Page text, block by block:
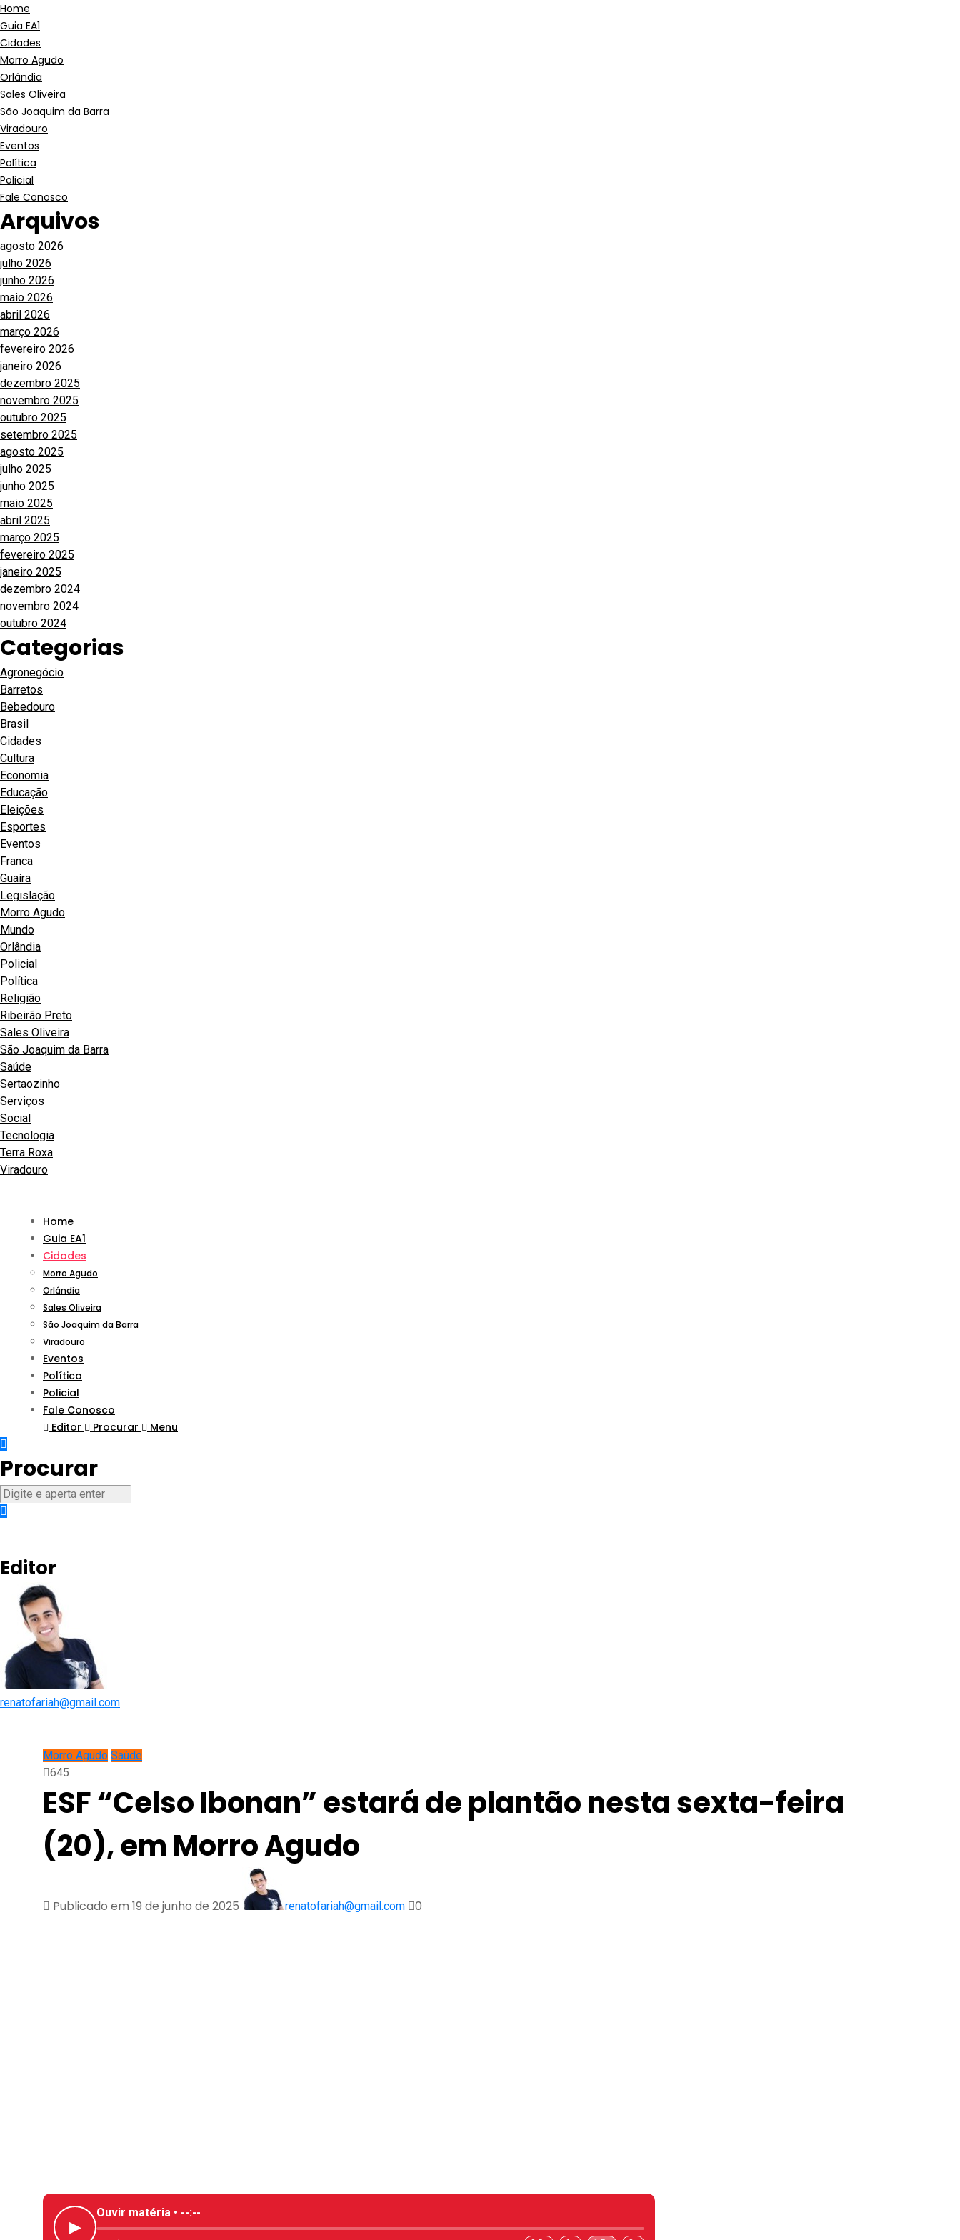
Home
Guia EA1
Cidades
Morro Agudo
Orlândia
Sales Oliveira
São Joaquim da Barra
Viradouro
Eventos
Política
Policial
Fale Conosco
Arquivos
agosto 2026
julho 2026
junho 2026
maio 2026
abril 2026
março 2026
fevereiro 2026
janeiro 2026
dezembro 2025
novembro 2025
outubro 2025
setembro 2025
agosto 2025
julho 2025
junho 2025
maio 2025
abril 2025
março 2025
fevereiro 2025
janeiro 2025
dezembro 2024
novembro 2024
outubro 2024
Categorias
Agronegócio
Barretos
Bebedouro
Brasil
Cidades
Cultura
Economia
Educação
Eleições
Esportes
Eventos
Franca
Guaíra
Legislação
Morro Agudo
Mundo
Orlândia
Policial
Política
Religião
Ribeirão Preto
Sales Oliveira
São Joaquim da Barra
Saúde
Sertaozinho
Serviços
Social
Tecnologia
Terra Roxa
Viradouro
Home
Guia EA1
Cidades
Morro Agudo
Orlândia
Sales Oliveira
São Joaquim da Barra
Viradouro
Eventos
Política
Policial
Fale Conosco
Editor
Procurar Menu
Procurar
Editor
renatofariah@gmail.com
Morro Agudo Saúde
645
ESF “Celso Ibonan” estará de plantão nesta sexta-feira
(20), em Morro Agudo
Publicado em 19 de junho de 2025 renatofariah@gmail.com 0
▶
Ouvir matéria • --:--